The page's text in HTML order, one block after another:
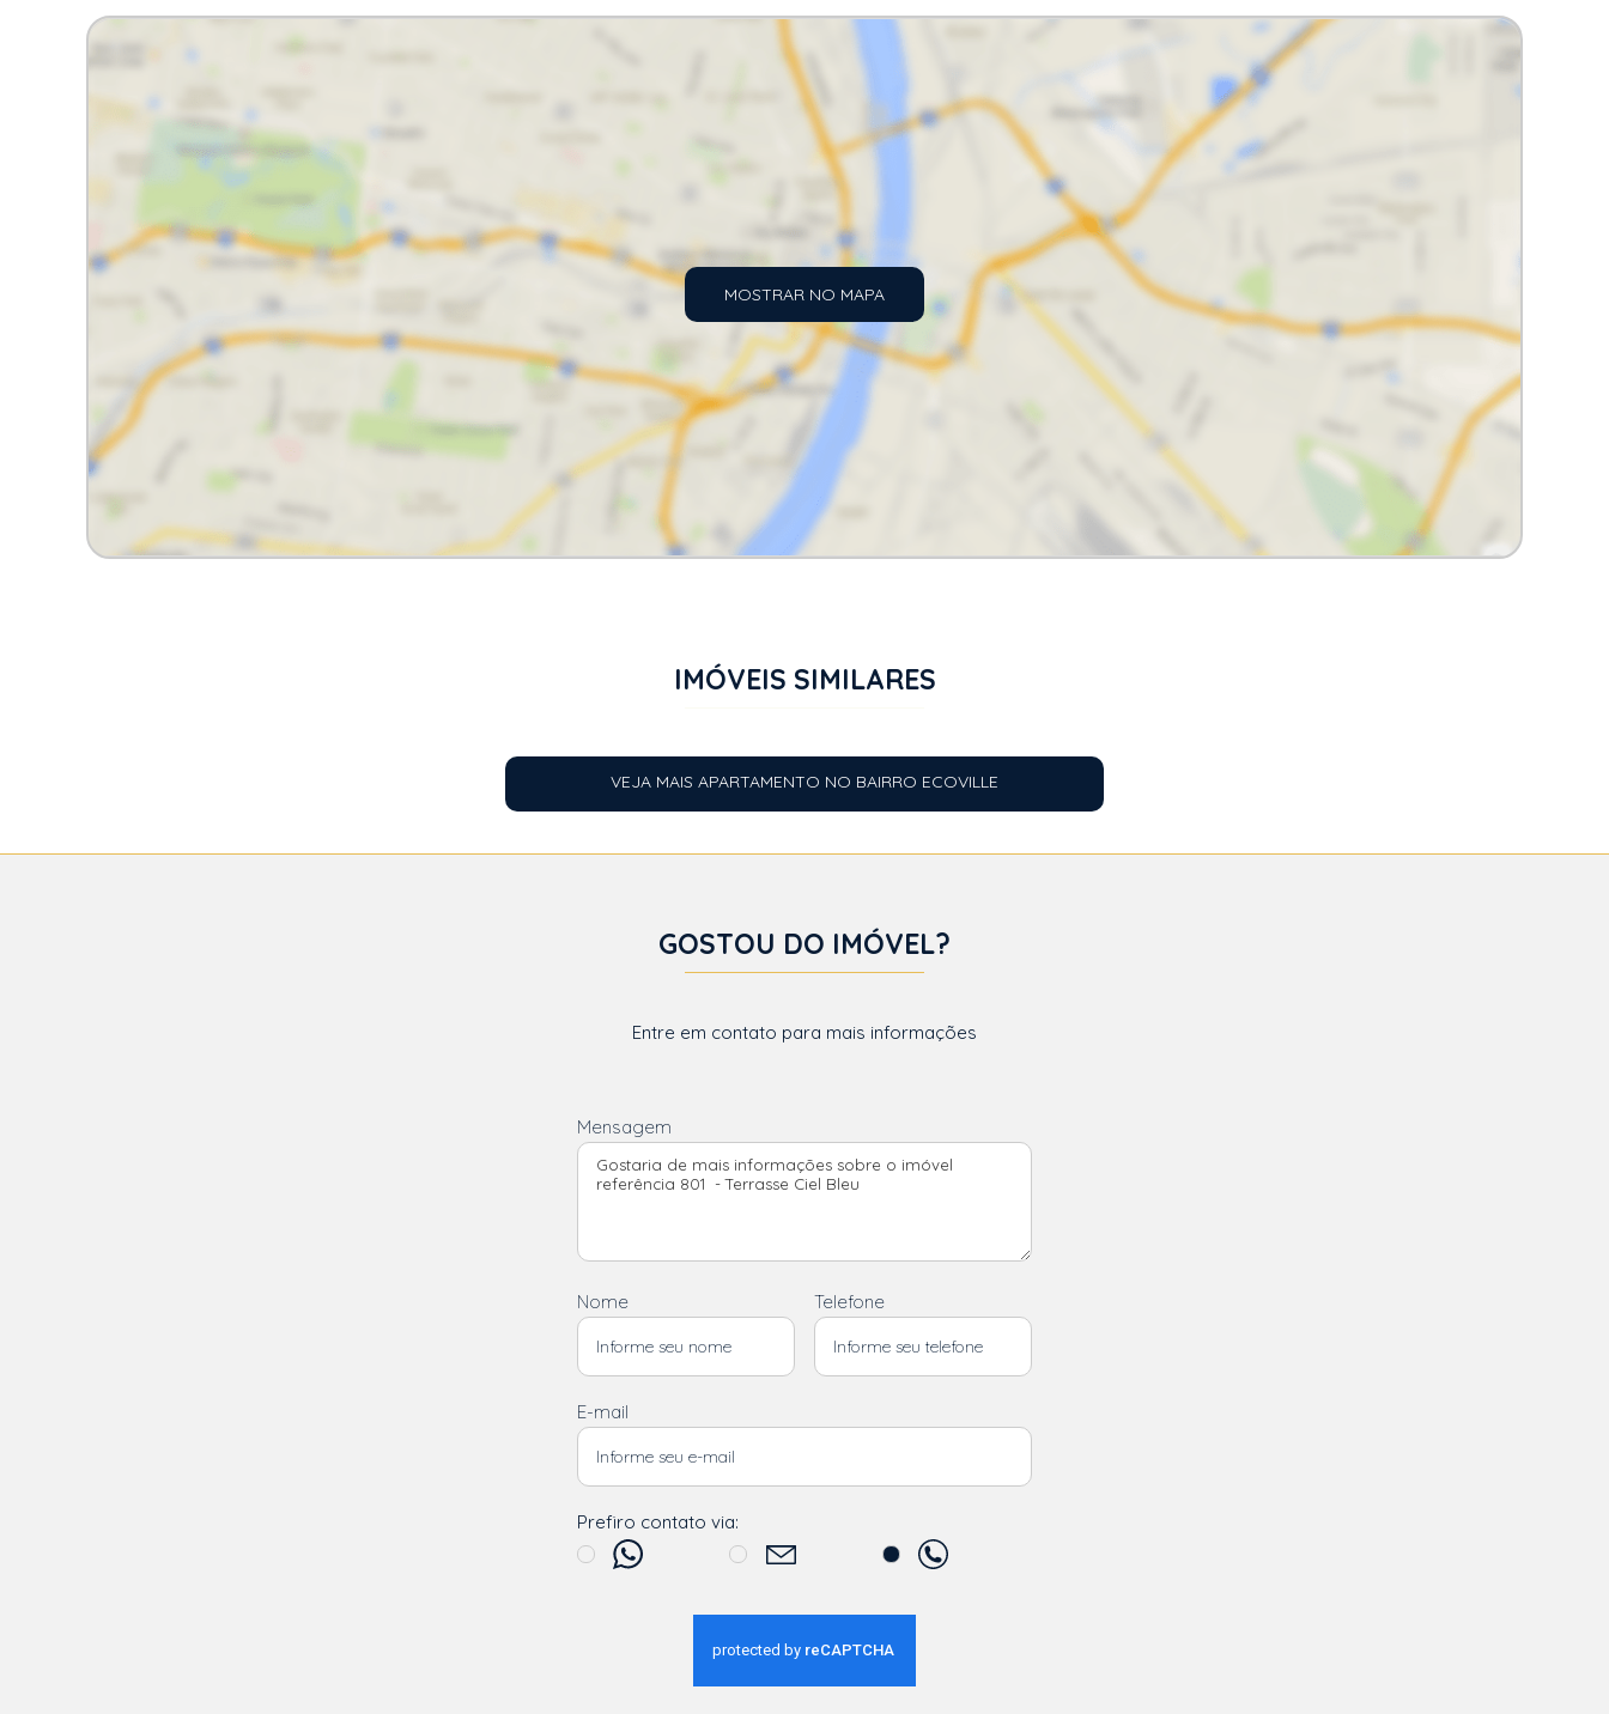
MOSTRAR NO MAPA
IMÓVEIS SIMILARES
VEJA MAIS APARTAMENTO NO BAIRRO ECOVILLE
GOSTOU DO IMÓVEL?
Entre em contato para mais informações
Mensagem
Nome Telefone
E-mail
Prefiro contato via: